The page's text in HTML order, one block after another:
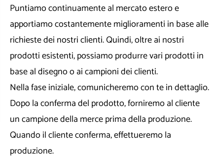
Puntiamo continuamente al mercato estero e
apportiamo costantemente miglioramenti in base alle
richieste dei nostri clienti. Quindi, oltre ai nostri
prodotti esistenti, possiamo produrre vari prodotti in
base al disegno o ai campioni dei clienti.
Nella fase iniziale, comunicheremo con te in dettaglio.
Dopo la conferma del prodotto, forniremo al cliente
un campione della merce prima della produzione.
Quando il cliente conferma, effettueremo la
produzione.